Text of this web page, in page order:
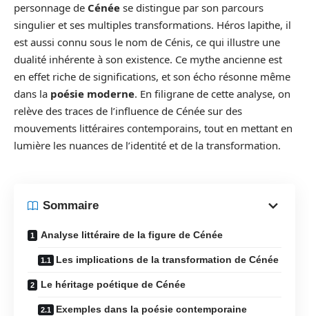
personnage de Cénée se distingue par son parcours
singulier et ses multiples transformations. Héros lapithe, il
est aussi connu sous le nom de Cénis, ce qui illustre une
dualité inhérente à son existence. Ce mythe ancienne est
en effet riche de significations, et son écho résonne même
dans la poésie moderne. En filigrane de cette analyse, on
relève des traces de l’influence de Cénée sur des
mouvements littéraires contemporains, tout en mettant en
lumière les nuances de l’identité et de la transformation.
Sommaire
Analyse littéraire de la figure de Cénée
Les implications de la transformation de Cénée
Le héritage poétique de Cénée
Exemples dans la poésie contemporaine